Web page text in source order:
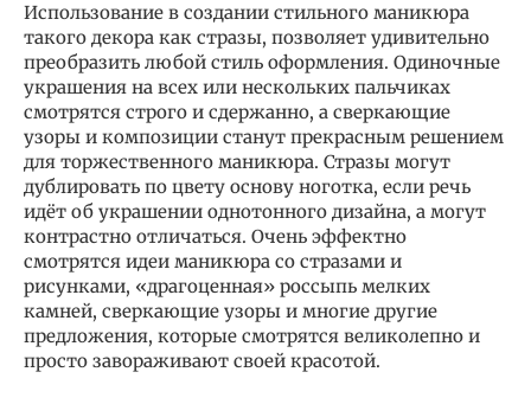
Использование в создании стильного маникюра
такого декора как стразы, позволяет удивительно
преобразить любой стиль оформления. Одиночные
украшения на всех или нескольких пальчиках
смотрятся строго и сдержанно, а сверкающие
узоры и композиции станут прекрасным решением
для торжественного маникюра. Стразы могут
дублировать по цвету основу ноготка, если речь
идёт об украшении однотонного дизайна, а могут
контрастно отличаться. Очень эффектно
смотрятся идеи маникюра со стразами и
рисунками, «драгоценная» россыпь мелких
камней, сверкающие узоры и многие другие
предложения, которые смотрятся великолепно и
просто завораживают своей красотой.